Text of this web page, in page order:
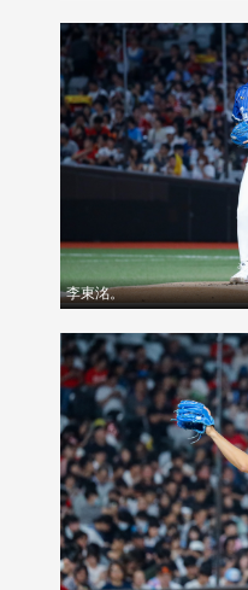
李東洺。